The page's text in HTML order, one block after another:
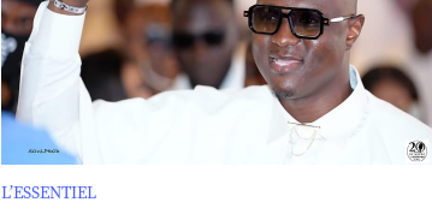
L’ESSENTIEL